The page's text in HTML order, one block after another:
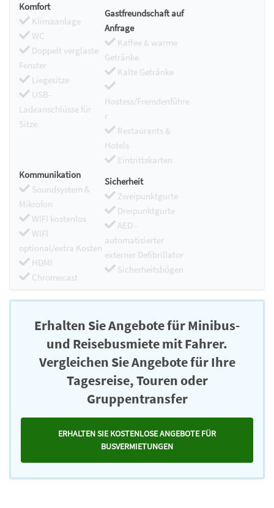
Komfort
Klimaanlage
WC
Doppelt verglaste
Fenster
Liegesitze
USB-
Ladeanschlüsse für
Sitze
Gastfreundschaft auf
Anfrage
Kaffee & warme
Getränke
Kalte Getränke
Hostess/Fremdenführe
r
Restaurants &
Hotels
Eintrittskarten
Kommunikation
Soundsystem &
Mikrofon
WIFI kostenlos
WIFI
optional/extra Kosten
HDMI
Chromecast
Sicherheit
Zweipunktgurte
Dreipunktgurte
AED -
automatisierter
externer Defibrillator
Sicherheitsbögen
Erhalten Sie Angebote für Minibus-
und Reisebusmiete mit Fahrer.
Vergleichen Sie Angebote für Ihre
Tagesreise, Touren oder
Gruppentransfer
ERHALTEN SIE KOSTENLOSE ANGEBOTE FÜR
BUSVERMIETUNGEN